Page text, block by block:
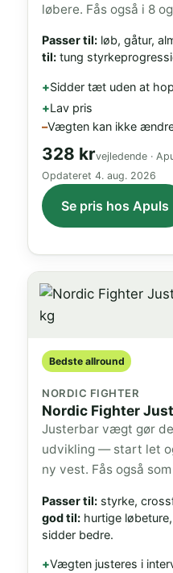
løbere. Fås også i 8
Passer til: løb, gåtur,
til: tung
Sidder tæt uden at
Lav pris
Vægten kan ikke
328 krvejledende ·
Opdateret 4. aug. 2026
Se pris hos Apuls
Bedste allround
NORDIC FIGHTER
Nordic Fighter
Justerbar vægt gør
udvikling — start let
ny vest. Fås også som
Passer til: styrke,
god til: hurtige
sidder bedre.
Vægten justeres i